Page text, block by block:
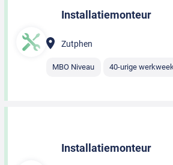
Installatiemonteur
Zutphen
MBO Niveau 40-urige
Installatiemonteur